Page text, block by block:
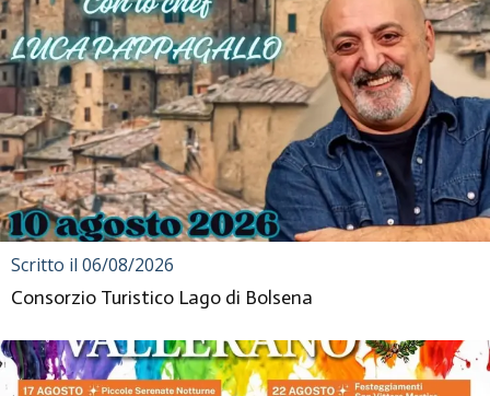
Scritto il 06/08/2026
Consorzio Turistico Lago di Bolsena